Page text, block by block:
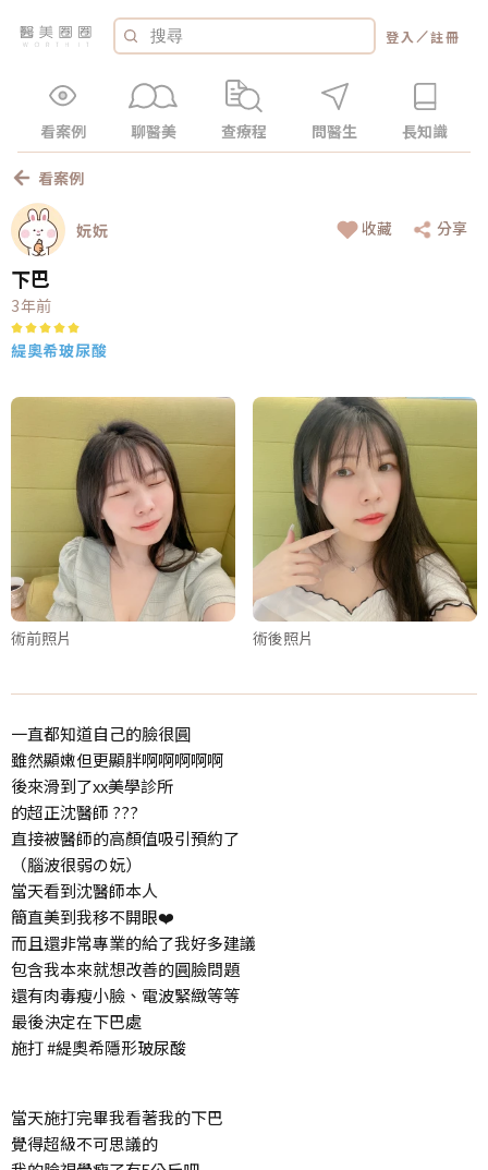
登入 ／註冊
看案例 聊醫美 查療程 問醫生 長知識
看案例
妧妧 收藏 分享
下巴
3年前
緹奧希玻尿酸
術前照片 術後照片
一直都知道自己的臉很圓
雖然顯嫩但更顯胖啊啊啊啊啊
後來滑到了xx美學診所
的超正沈醫師 ???
直接被醫師的高顏值吸引預約了
（腦波很弱の妧）
當天看到沈醫師本人
簡直美到我移不開眼❤️
而且還非常專業的給了我好多建議
包含我本來就想改善的圓臉問題
還有肉毒瘦小臉、電波緊緻等等
最後決定在下巴處
施打 #緹奧希隱形玻尿酸
當天施打完畢我看著我的下巴
覺得超級不可思議的